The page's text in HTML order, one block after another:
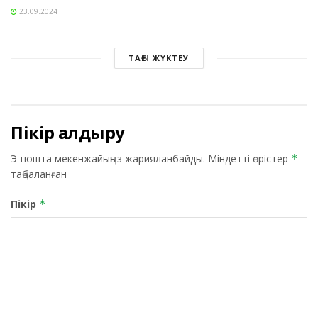
23.09.2024
ТАҒЫ ЖҮКТЕУ
Пікір қалдыру
Э-пошта мекенжайыңыз жарияланбайды. Міндетті өрістер *
таңбаланған
Пікір *